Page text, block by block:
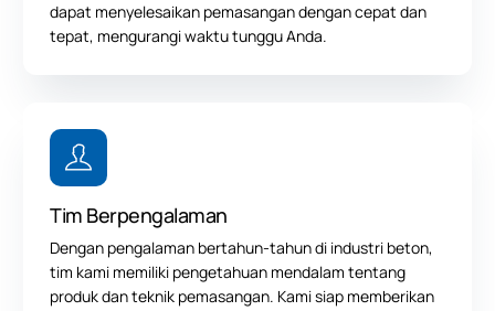
dapat menyelesaikan pemasangan dengan cepat dan
tepat, mengurangi waktu tunggu Anda.
Tim Berpengalaman
Dengan pengalaman bertahun-tahun di industri beton,
tim kami memiliki pengetahuan mendalam tentang
produk dan teknik pemasangan. Kami siap memberikan